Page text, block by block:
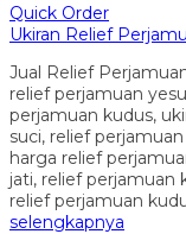
Quick Order
Ukiran Relief
Jual Relief
relief perjamuan
perjamuan kudus,
suci, relief
harga relief
jati, relief perjamuan
relief perjamuan
selengkapnya